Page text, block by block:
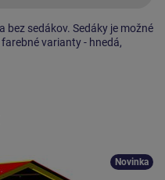
bez sedákov. Sedáky je možné
varianty - hnedá,
Novinka